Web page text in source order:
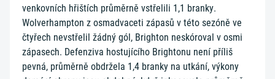
venkovních hřištích průměrně vstřelili 1,1 branky.
Wolverhampton z osmadvaceti zápasů v této sezóně ve
čtyřech nevstřelil žádný gól, Brighton neskóroval v osmi
zápasech. Defenziva hostujícího Brightonu není příliš
pevná, průměrně obdržela 1,4 branky na utkání, výkony